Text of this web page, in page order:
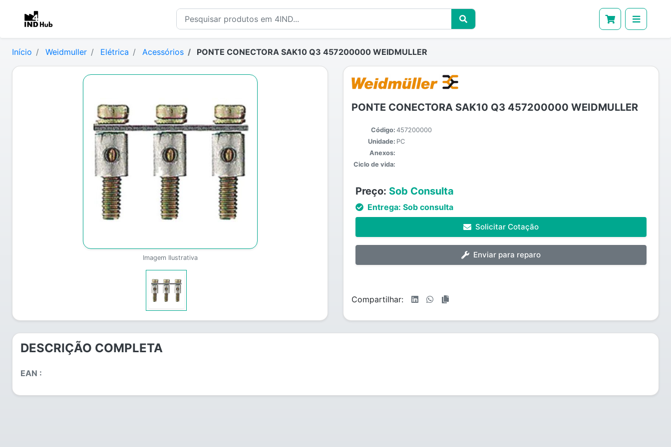
Início Weidmuller Elétrica Acessórios PONTE CONECTORA SAK10 Q3 457200000 WEIDMULLER
Imagem Ilustrativa
PONTE CONECTORA SAK10 Q3 457200000 WEIDMULLER
Código: 457200000
Unidade: PC
Anexos:
Ciclo de vida:
Preço: Sob Consulta
Entrega: Sob consulta
Solicitar Cotação
Enviar para reparo
Compartilhar:
DESCRIÇÃO COMPLETA
EAN :